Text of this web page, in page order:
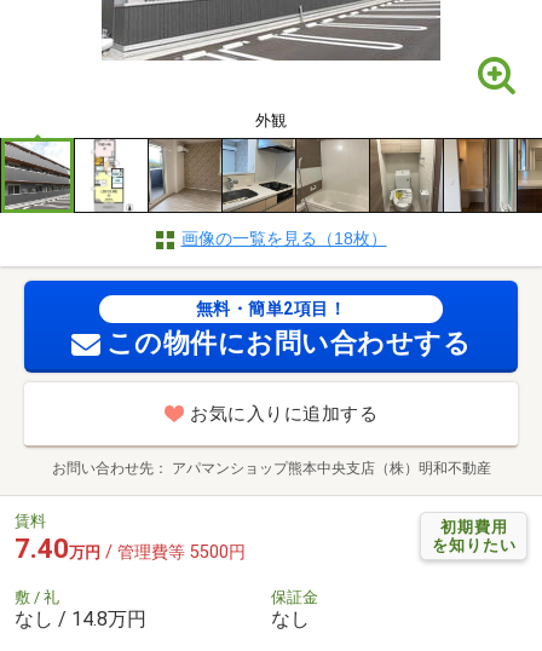
外観
画像の一覧を見る（18枚）
無料・簡単2項目！
この物件にお問い合わせする
お気に入りに追加する
お問い合わせ先 アパマンショップ熊本中央支店（株）明和不動産
初期費用
を知りたい
賃料
7.40万円 / 管理費等 5500円
敷 / 礼
なし / 14.8万円
保証金
なし